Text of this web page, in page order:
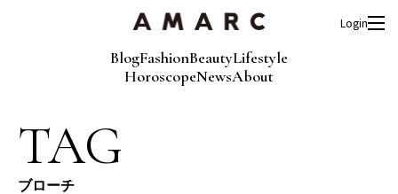
BlogFashionBeautyLifestyle
HoroscopeNewsAbout
Login
TAG
ブローチ